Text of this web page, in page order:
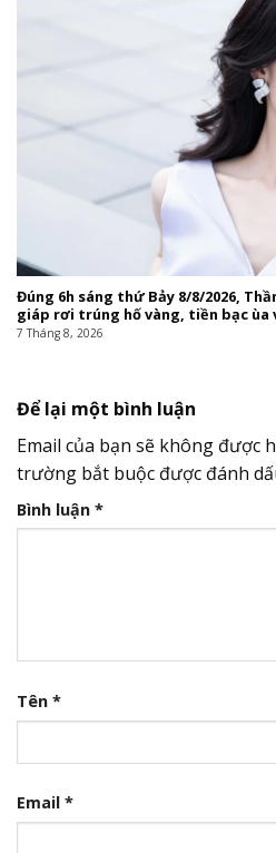
Đúng 6h sáng thứ Bảy 8/8/2026,
giáp rơi trúng hố vàng, tiền bạc ùa
7 Tháng 8, 2026
Để lại một bình luận
Email của bạn sẽ không được
trường bắt buộc được đánh
Bình luận *
Tên *
Email *